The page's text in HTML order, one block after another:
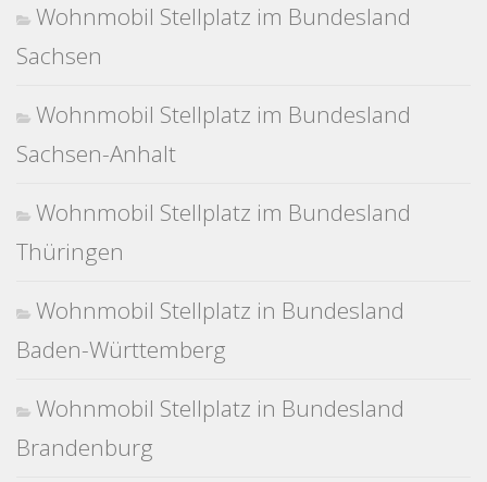
Wohnmobil Stellplatz im Bundesland
Sachsen
Wohnmobil Stellplatz im Bundesland
Sachsen-Anhalt
Wohnmobil Stellplatz im Bundesland
Thüringen
Wohnmobil Stellplatz in Bundesland
Baden-Württemberg
Wohnmobil Stellplatz in Bundesland
Brandenburg